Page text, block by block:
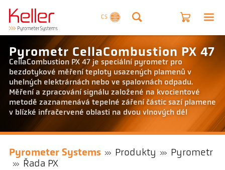
CS
Pyrometr CellaCombustion PX 47
CellaCombustion PX 47 je speciální pyrometr pro
bezdotykové měření teploty usazených plamenů v
uhelných elektrárnách nebo ve spalovnách odpadu.
Měření a zpracování signálu založené na kvocientové
metodě zaznamenává tepelné záření částic sazí plamene
v blízké infračervené oblasti na dvou vlnových dél
Pyrometer Systems Produkty
Pyrometr
Řada PX